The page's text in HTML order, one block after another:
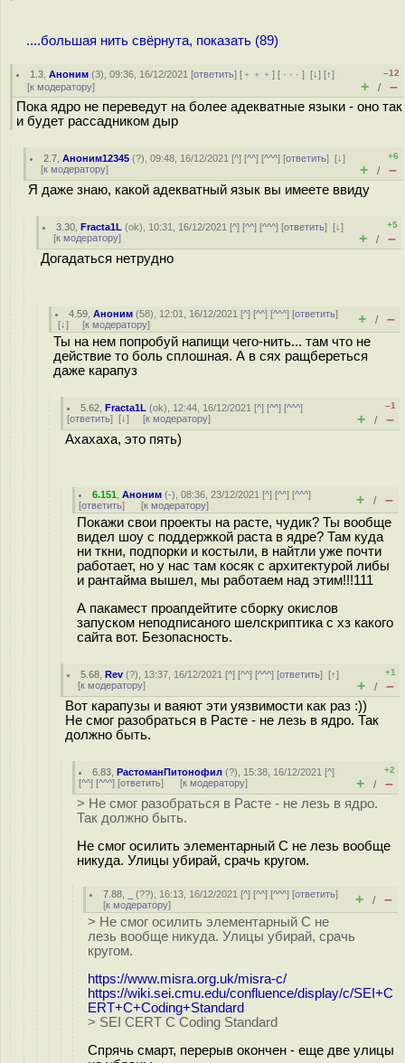
....большая нить свёрнута, показать (89)
1.3 ,Аноним (3), 09:36, 16/12/2021 [ответить] [ ﹢﹢﹢] [ · · ·][↓] [↑]
[к модератору]
–12
+ / –
Пока ядро не переведут на более адекватные языки - оно так
и будет рассадником дыр
2.7 ,Аноним12345 (?), 09:48, 16/12/2021 [^] [^^] [^^^] [ответить][↓]
[к модератору]
+6
+ / –
Я даже знаю, какой адекватный язык вы имеете ввиду
3.30 ,Fracta1L (ok), 10:31, 16/12/2021 [^] [^^] [^^^] [ответить][↓]
[к модератору]
+5
+ / –
Догадаться нетрудно
4.59 ,Аноним (58), 12:01, 16/12/2021 [^] [^^] [^^^] [ответить]
[↓] [к модератору] + / –
Ты на нем попробуй напищи чего-нить... там что не
действие то боль сплошная. А в сях ращбереться
даже карапуз
5.62 ,Fracta1L (ok), 12:44, 16/12/2021 [^] [^^] [^^^]
[ответить] [↓] [к модератору]
–1
+ / –
Ахахаха, это пять)
6.151 ,Аноним (-), 08:36, 23/12/2021 [^] [^^] [^^^]
[ответить] [к модератору] + / –
Покажи свои проекты на расте, чудик? Ты вообще
видел шоу с поддержкой раста в ядре? Там куда
ни ткни, подпорки и костыли, в найтли уже почти
работает, но у нас там косяк с архитектурой либы
и рантайма вышел, мы работаем над этим!!!111
А пакамест проапдейтите сборку окислов
запуском неподписаного шелскриптика с хз какого
сайта вот. Безопасность.
5.68 ,Rev (?), 13:37, 16/12/2021 [^] [^^] [^^^] [ответить][↑]
[к модератору]
+1
+ / –
Вот карапузы и ваяют эти уязвимости как раз :))
Не смог разобраться в Расте - не лезь в ядро. Так
должно быть.
6.83 ,РастоманПитонофил (?), 15:38, 16/12/2021 [^]
[^^] [^^^] [ответить] [к модератору]
+2
+ / –
> Не смог разобраться в Расте - не лезь в ядро.
Так должно быть.
Не смог осилить элементарный C не лезь вообще
никуда. Улицы убирай, срачь кругом.
7.88 (??), 16:13, 16/12/2021 [^] [^^] [^^^] [ответить]
[к модератору] + / –
> Не смог осилить элементарный C не
лезь вообще никуда. Улицы убирай, срачь
кругом.
https://www.misra.org.uk/misra-c/
https://wiki.sei.cmu.edu/confluence/display/c/SEI+C
ERT+C+Coding+Standard
> SEI CERT C Coding Standard
Спрячь смарт, перерыв окончен - еще две улицы